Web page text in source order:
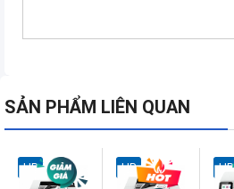
SẢN PHẨM LIÊN QUAN
HP HP HP